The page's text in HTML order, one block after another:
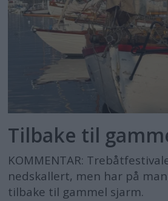
Tilbake til
KOMMENTAR:
nedskallert, men har på
tilbake til gammel sjarm.